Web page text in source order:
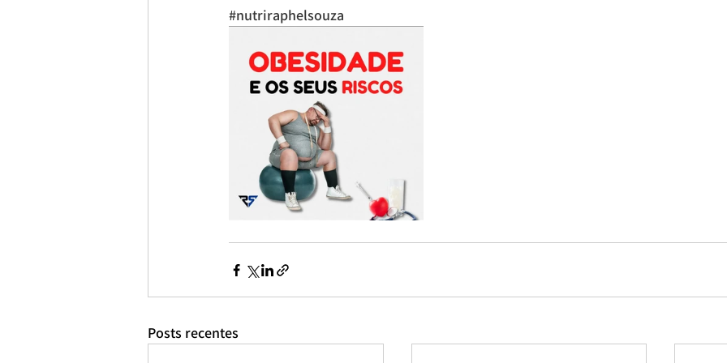
#nutriraphelsouza
Posts recentes